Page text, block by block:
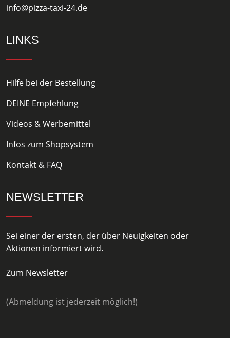
info@pizza-taxi-24.de
LINKS
Hilfe bei der Bestellung
DEINE Empfehlung
Videos & Werbemittel
Infos zum Shopsystem
Kontakt & FAQ
NEWSLETTER
Sei einer der ersten, der über Neuigkeiten oder
Aktionen informiert wird.
Zum Newsletter
(Abmeldung ist jederzeit möglich!)